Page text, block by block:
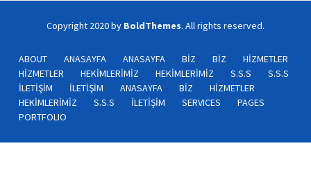
Copyright 2020 by BoldThemes. All rights reserved.
ABOUT ANASAYFA ANASAYFA BİZ BİZ
HİZMETLER
HİZMETLER
HEKİMLERİMİZ HEKİMLERİMİZ S.S.S
S.S.S
İLETİŞİM
İLETİŞİM ANASAYFA BİZ
HİZMETLER
HEKİMLERİMİZ
S.S.S İLETİŞİM SERVICES
PAGES
PORTFOLIO